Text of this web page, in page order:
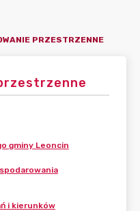
PRZESTRZENNE
gminy Leoncin
i kierunków